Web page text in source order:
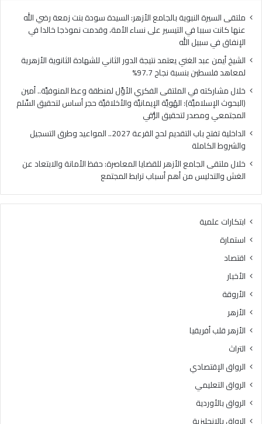
بنسبة
نجاح
97.7%
ملتقى السيرة النبوية بالجامع الأزهر: السيدة سودة بنت زمعة رضي الله
عنها كانت سببا في التيسير على نساء الأمة، وقدمت نموذجا خالدا في
الإنفاق في سبيل الله
الشيخ أيمن عبد الغني يعتمد نتيجة الدور الثاني للشهادة الثانوية الأزهرية
لمعاهد فلسطين بنسبة نجاح 97.7%
خلال مشاركته في الملتقى الفكري الأوَّل لمنطقة وعظ المنوفيَّة.. أمين
(البحوث الإسلاميَّة): الهُويَّة الإيمانيَّة والأخلاقيَّة حجر أساس لتحقيق السِّلم
المجتمعي ومصدر لتحقيق الرُّقي
الداخلية تفتح باب التقديم لحج القرعة 2027.. المواعيد وطرق التسجيل
والشروط الكاملة
خلال ملتقى الجامع الأزهر للقضايا المعاصرة: حفظ الأمانة والابتعاد عن
الغش والتدليس من أهم أسباب ترابط المجتمع
ابتكارات علمية
استمارة
اقتصاد
الأخبار
الأروقة
الأزهر
الأزهر قلب أفريقيا
التراث
الرواق الإقتصادي
الرواق التعليمي
الرواق بالأوردية